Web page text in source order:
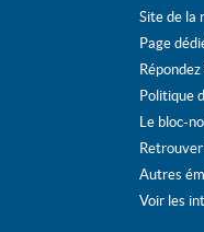
Site de la
Page
Politique
Le bloc-
Autres
Voir les